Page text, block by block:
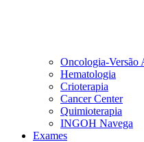
Oncologia-Versão
Hematologia
Crioterapia
Cancer Center
Quimioterapia
INGOH Navega
Exames